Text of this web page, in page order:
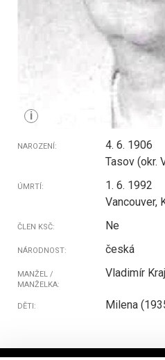
i
NAROZENÍ:
4. 6. 1906
Tasov (okr.
ÚMRTÍ:
1. 6. 1992
Vancouver,
ČLEN KSČ: Ne
NÁRODNOST: česká
MANŽEL /
MANŽELKA:
Vladimír
DĚTI: Milena